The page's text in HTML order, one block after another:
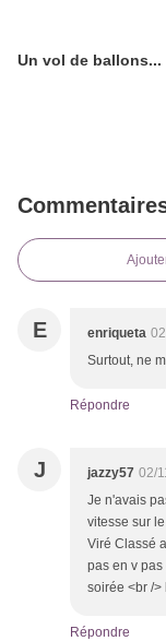
Un vol de ballons...
E enriqueta
Surtout, ne
Répondre
J jazzy57 02/
Je n'avais
vitesse sur
Viré Classé
pas en v
soirée <br />
Répondre